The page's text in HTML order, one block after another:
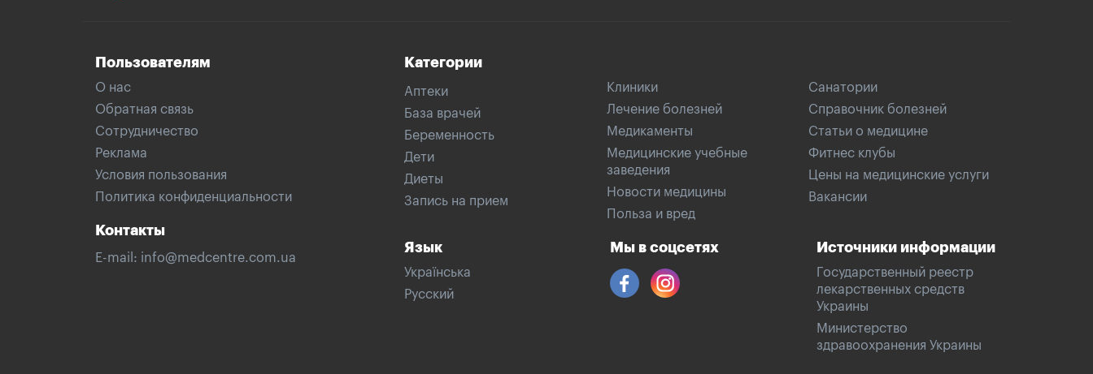
Пользователям
О нас
Обратная связь
Сотрудничество
Реклама
Условия пользования
Политика конфиденциальности
Контакты
E-mail: info@medcentre.com.ua
Категории
Аптеки
База врачей
Беременность
Дети
Диеты
Запись на прием
Клиники
Лечение болезней
Медикаменты
Медицинские учебные
заведения
Новости медицины
Польза и вред
Санатории
Справочник болезней
Статьи о медицине
Фитнес клубы
Цены на медицинские услуги
Вакансии
Язык
Українська
Русский
Мы в соцсетях Источники информации
Государственный реестр
лекарственных средств
Украины
Министерство
здравоохранения Украины